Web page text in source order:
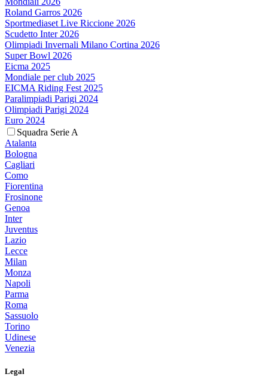
Roland Garros 2026
Sportmediaset Live Riccione 2026
Scudetto Inter 2026
Olimpiadi Invernali Milano Cortina 2026
Super Bowl 2026
Eicma 2025
Mondiale per club 2025
EICMA Riding Fest 2025
Paralimpiadi Parigi 2024
Olimpiadi Parigi 2024
Euro 2024
Squadra Serie A
Atalanta
Bologna
Cagliari
Como
Fiorentina
Frosinone
Genoa
Inter
Juventus
Lazio
Lecce
Milan
Monza
Napoli
Parma
Roma
Sassuolo
Torino
Udinese
Venezia
Legal